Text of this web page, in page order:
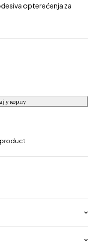
opterećenja za
у корпу